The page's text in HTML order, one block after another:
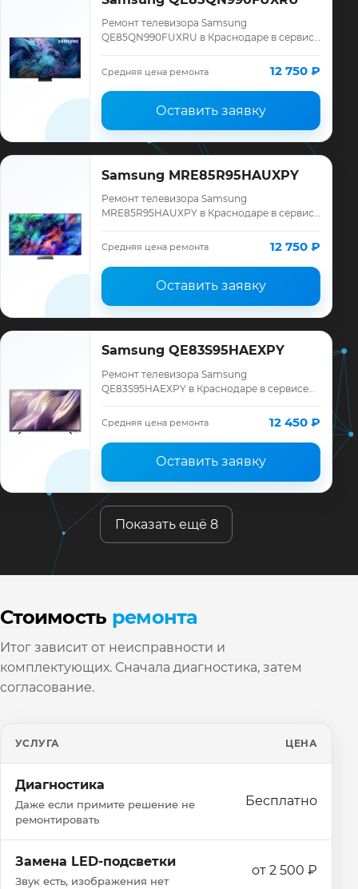
Ремонт телевизора Samsung
QE85QN990FUXRU в Краснодаре в сервисе
Samsung, смета до ремонта, запчасти и
гарантия до 12 меся…
Средняя цена ремонта 12 750 ₽
Оставить заявку
Samsung MRE85R95HAUXPY
Ремонт телевизора Samsung
MRE85R95HAUXPY в Краснодаре в сервисе
Samsung, смета до ремонта, запчасти и
Средняя цена ремонта 12 750 ₽
Оставить заявку
Samsung QE83S95HAEXPY
Ремонт телевизора Samsung
QE83S95HAEXPY в Краснодаре в сервисе
Samsung, смета до ремонта, запчасти и
гарантия до 12 месяц…
Средняя цена ремонта 12 450 ₽
Оставить заявку
Показать ещё 8
Стоимость ремонта
Итог зависит от неисправности и
комплектующих. Сначала диагностика, затем
согласование.
УСЛУГА ЦЕНА
Диагностика
Даже если примите решение не
ремонтировать
Бесплатно
Замена LED-подсветки
Звук есть, изображения нет
от 2 500 ₽